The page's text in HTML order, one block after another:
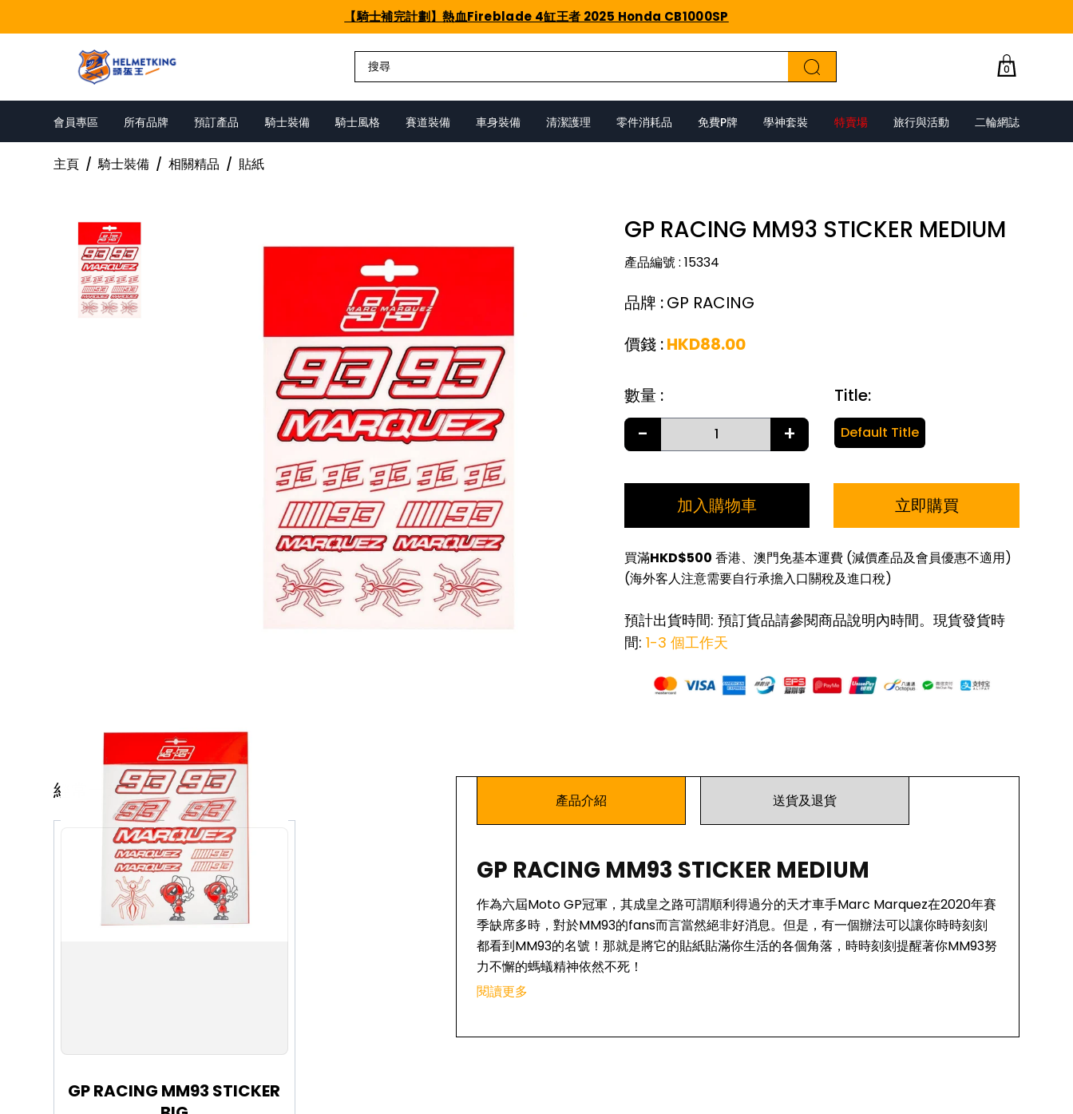
【騎士補完計劃】熱血Fireblade 4缸王者 2025 Honda CB1000SP
0
會員專區 所有品牌 預訂產品 騎士裝備 騎士風格 賽道裝備 車身裝備 清潔護理 零件消耗品 免費P牌 學神套裝 特賣場 旅行與活動 二輪網誌
主頁 / 騎士裝備 / 相關精品 / 貼紙
GP RACING MM93 STICKER MEDIUM
產品編號: 15334
品牌 :GP RACING
價錢 :HKD88.00
數量 :
- +
Title:
Default Title
加入購物車 立即購買
買滿HKD$500 香港、澳門免基本運費 (減價產品及會員優惠不適用)
(海外客人注意需要自行承擔入口關稅及進口稅)
預計出貨時間: 預訂貨品請參閱商品說明內時間。現貨發貨時
間: 1-3 個工作天
經常一起購買
GP RACING MM93 STICKER
產品介紹 送貨及退貨
GP RACING MM93 STICKER MEDIUM
作為六屆Moto GP冠軍，其成皇之路可謂順利得過分的天才車手Marc Marquez在2020年賽
季缺席多時，對於MM93的fans而言當然絕非好消息。但是，有一個辦法可以讓你時時刻刻
都看到MM93的名號！那就是將它的貼紙貼滿你生活的各個角落，時時刻刻提醒著你MM93努
力不懈的螞蟻精神依然不死！
閱讀更多